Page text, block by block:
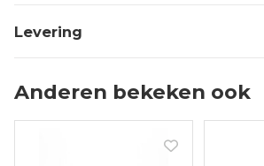
Levering
Anderen bekeken ook